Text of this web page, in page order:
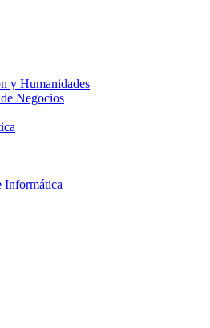
y Humanidades
Negocios
Informática